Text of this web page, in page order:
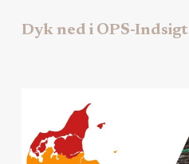
Dyk ned i OPS-Indsigt